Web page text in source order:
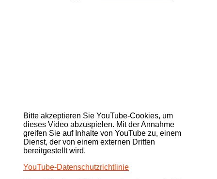
Bitte akzeptieren Sie YouTube-Cookies, um
dieses Video abzuspielen. Mit der Annahme
greifen Sie auf Inhalte von YouTube zu, einem
Dienst, der von einem externen Dritten
bereitgestellt wird.
YouTube-Datenschutzrichtlinie